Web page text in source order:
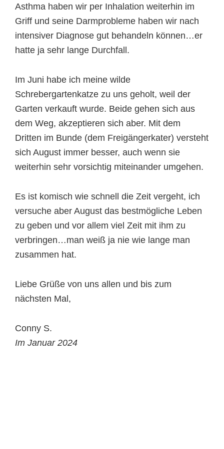
Asthma haben wir per Inhalation weiterhin im
Griff und seine Darmprobleme haben wir nach
intensiver Diagnose gut behandeln können…er
hatte ja sehr lange Durchfall.
Im Juni habe ich meine wilde
Schrebergartenkatze zu uns geholt, weil der
Garten verkauft wurde. Beide gehen sich aus
dem Weg, akzeptieren sich aber. Mit dem
Dritten im Bunde (dem Freigängerkater) versteht
sich August immer besser, auch wenn sie
weiterhin sehr vorsichtig miteinander umgehen.
Es ist komisch wie schnell die Zeit vergeht, ich
versuche aber August das bestmögliche Leben
zu geben und vor allem viel Zeit mit ihm zu
verbringen…man weiß ja nie wie lange man
zusammen hat.
Liebe Grüße von uns allen und bis zum
nächsten Mal,
Conny S.
Im Januar 2024